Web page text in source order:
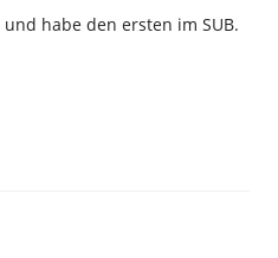
habe den ersten im SUB.